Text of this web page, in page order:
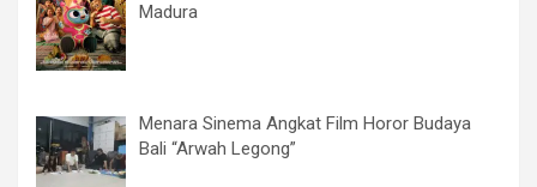
Madura
Menara Sinema Angkat Film Horor Budaya
Bali “Arwah Legong”